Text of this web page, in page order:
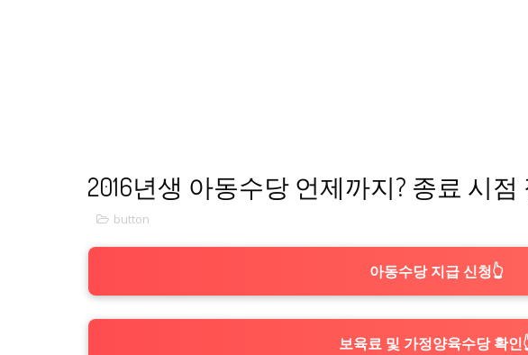
2016년생 아동수당 언제까지? 종료 시
button
아동수당 지급 신청👆
보육료 및 가정양육수당 확인